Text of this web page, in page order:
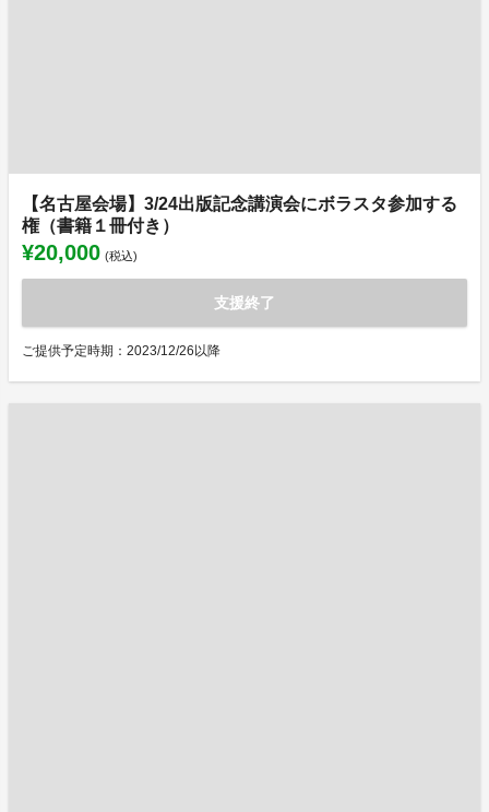
【名古屋会場】3/24出版記念講演会にボラスタ参加する
権（書籍１冊付き）
¥20,000 (税込)
支援終了
ご提供予定時期：2023/12/26以降